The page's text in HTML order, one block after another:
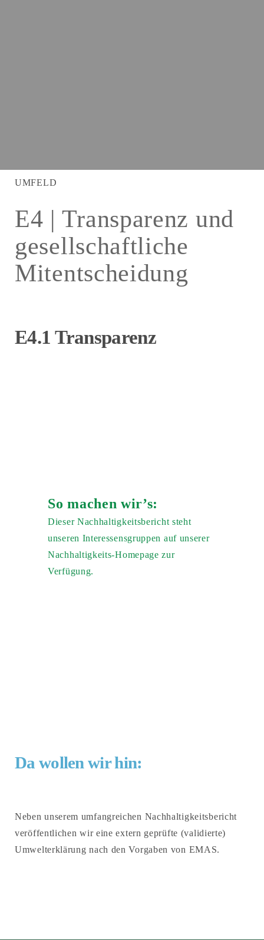
UMFELD
E4 | Transparenz und
gesellschaftliche
Mitentscheidung
E4.1 Transparenz
So machen wir’s:
Dieser Nachhaltigkeitsbericht steht
unseren Interessensgruppen auf unserer
Nachhaltigkeits-Homepage zur
Verfügung.
Da wollen wir hin:
Neben unserem umfangreichen Nachhaltigkeitsbericht
veröffentlichen wir eine extern geprüfte (validierte)
Umwelterklärung nach den Vorgaben von EMAS.